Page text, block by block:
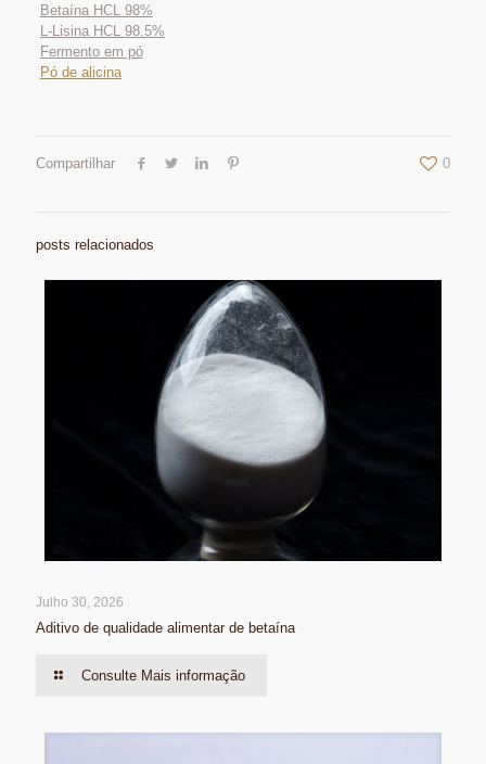
Betaína HCL 98%
L-Lisina HCL 98.5%
Fermento em pó
Pó de alicina
Compartilhar 0
posts relacionados
Julho 30, 2026
Aditivo de qualidade alimentar de betaína
Consulte Mais informação